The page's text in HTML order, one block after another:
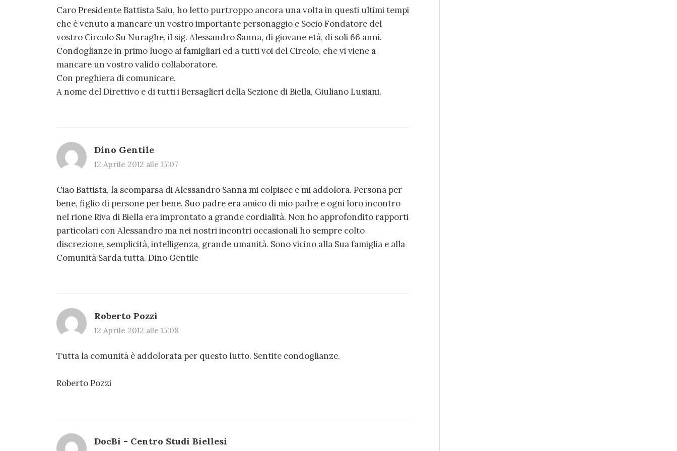
Caro Presidente Battista Saiu, ho letto purtroppo ancora una volta in questi ultimi tempi
che è venuto a mancare un vostro importante personaggio e Socio Fondatore del
vostro Circolo Su Nuraghe, il sig. Alessandro Sanna, di giovane età, di soli 66 anni.
Condoglianze in primo luogo ai famigliari ed a tutti voi del Circolo, che vi viene a
mancare un vostro valido collaboratore.
Con preghiera di comunicare.
A nome del Direttivo e di tutti i Bersaglieri della Sezione di Biella, Giuliano Lusiani.
Dino Gentile
12 Aprile 2012 alle 15:07
Ciao Battista, la scomparsa di Alessandro Sanna mi colpisce e mi addolora. Persona per
bene, figlio di persone per bene. Suo padre era amico di mio padre e ogni loro incontro
nel rione Riva di Biella era improntato a grande cordialità. Non ho approfondito rapporti
particolari con Alessandro ma nei nostri incontri occasionali ho sempre colto
discrezione, semplicità, intelligenza, grande umanità. Sono vicino alla Sua famiglia e alla
Comunità Sarda tutta. Dino Gentile
Roberto Pozzi
12 Aprile 2012 alle 15:08
Tutta la comunità è addolorata per questo lutto. Sentite condoglianze.
Roberto Pozzi
DocBi - Centro Studi Biellesi